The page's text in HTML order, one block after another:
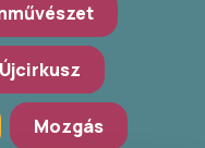
Újcirkusz
Mozgás